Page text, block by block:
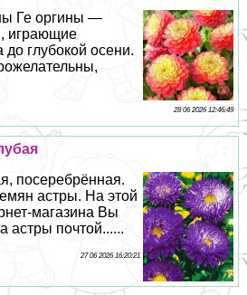
Ге opгины —
играющие
глубокой осени.
28 06 2026 12:46:49
посеребрённая.
астры. На этой
магазина Вы
астры почтой......
27 06 2026 16:20:21